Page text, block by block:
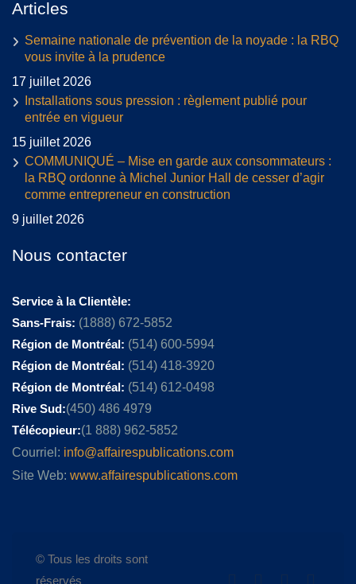
Articles
Semaine nationale de prévention de la noyade : la RBQ
vous invite à la prudence
17 juillet 2026
Installations sous pression : règlement publié pour
entrée en vigueur
15 juillet 2026
COMMUNIQUÉ – Mise en garde aux consommateurs :
la RBQ ordonne à Michel Junior Hall de cesser d’agir
comme entrepreneur en construction
9 juillet 2026
Nous contacter
Service à la Clientèle:
Sans-Frais: (1888) 672-5852
Région de Montréal: (514) 600-5994
Région de Montréal: (514) 418-3920
Région de Montréal: (514) 612-0498
Rive Sud:(450) 486 4979
Télécopieur:(1 888) 962-5852
Courriel: info@affairespublications.com
Site Web: www.affairespublications.com
© Tous les droits sont
réservés